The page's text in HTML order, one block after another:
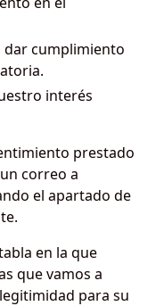
dar cumplimiento
interés
prestado
correo a
el apartado de
en la que
que vamos a
para su